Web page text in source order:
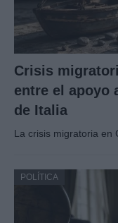
Crisis
entre el apoyo
de Italia
La crisis migratoria en
POLÍTICA